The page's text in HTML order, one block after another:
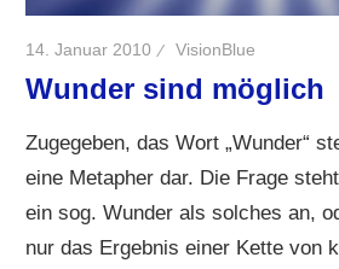
14. Januar 2010 VisionBlue
Wunder sind möglich
Zugegeben, das Wort „Wunder“
eine Metapher dar. Die Frage
ein sog. Wunder als solches an,
nur das Ergebnis einer Kette von